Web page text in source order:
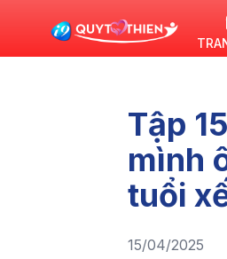
Tập
mình
tuổi
15/04/2025